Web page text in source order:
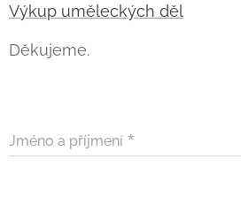
Výkup uměleckých děl
Děkujeme.
Jméno a příjmení